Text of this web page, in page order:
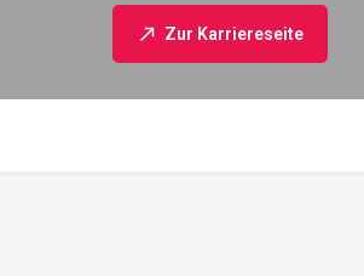
Zur Karriereseite